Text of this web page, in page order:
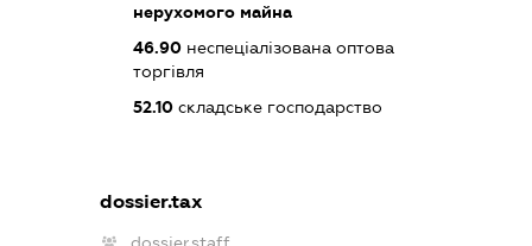
нерухомого майна
46.90неспеціалізована оптова
торгівля
52.10складське господарство
dossier.tax
dossier.staff